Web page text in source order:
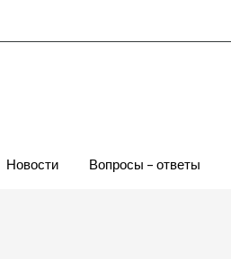
Новости Вопросы – ответы